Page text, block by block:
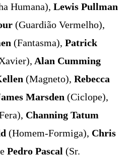
Humana), Lewis Pullman
(Guardião Vermelho),
(Fantasma), Patrick
Alan Cumming
(Magneto), Rebecca
Marsden (Ciclope),
Channing Tatum
(Homem-Formiga), Chris
Pedro Pascal (Sr.